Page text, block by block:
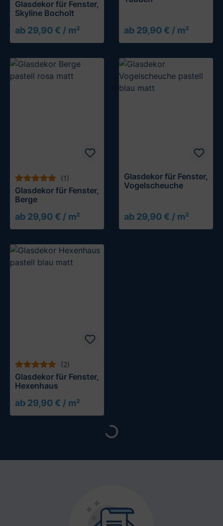
Glasdekor für Fenster,
Skyline Bocholt
ab 29,90 € / m² ab 29,90 € / m²
(1)
Glasdekor für Fenster,
Berge
ab 29,90 € / m²
Glasdekor für Fenster,
Vogelscheuche
ab 29,90 € / m²
(2)
Glasdekor für Fenster,
Hexenhaus
ab 29,90 € / m²
Loading...